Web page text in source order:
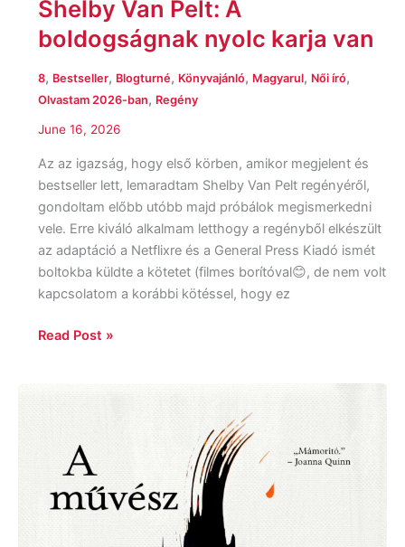
Shelby Van Pelt: A
boldogságnak nyolc karja van
8, Bestseller, Blogturné, Könyvajánló, Magyarul, Női író,
Olvastam 2026-ban, Regény
June 16, 2026
Az az igazság, hogy első körben, amikor megjelent és
bestseller lett, lemaradtam Shelby Van Pelt regényéről,
gondoltam előbb utóbb majd próbálok megismerkedni
vele. Erre kiváló alkalmam letthogy a regényből elkészült
az adaptáció a Netflixre és a General Press Kiadó ismét
boltokba küldte a kötetet (filmes borítóval😊, de nem volt
kapcsolatom a korábbi kötéssel, hogy ez
Read Post »
művész